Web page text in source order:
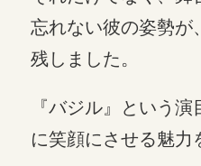
忘れない彼の姿勢が
残しました。
『バジル』という
に笑顔にさせる魅力